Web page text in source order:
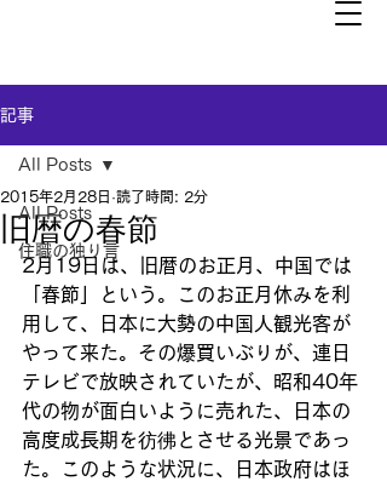
記事
All Posts
住職の独り言
All Posts
旧暦の春節
2015年2月28日 読了時間: 2分
2月19日は、旧暦のお正月、中国では
「春節」という。このお正月休みを利
用して、日本に大勢の中国人観光客が
やって来た。その爆買いぶりが、連日
テレビで放映されていたが、昭和40年
代の物が面白いように売れた、日本の
高度成長期を彷彿とさせる光景であっ
た。このような状況に、日本政府はほ